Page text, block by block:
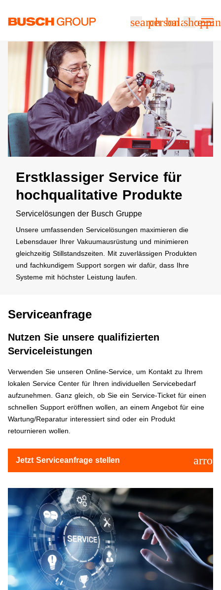
searchpersonbalance
Erstklassiger Service für
hochqualitative Produkte
Servicelösungen der Busch Gruppe
Unsere umfassenden Servicelösungen maximieren die
Lebensdauer Ihrer Vakuumausrüstung und minimieren
gleichzeitig Stillstandszeiten. Mit zuverlässigen Produkten
und fachkundigem Support sorgen wir dafür, dass Ihre
Systeme mit höchster Leistung laufen.
Serviceanfrage
Nutzen Sie unsere qualifizierten
Serviceleistungen
Verwenden Sie unseren Online-Service, um Kontakt zu Ihrem
lokalen Service Center für Ihren individuellen Servicebedarf
aufzunehmen. Ganz gleich, ob Sie ein Service-Ticket für einen
schnellen Support eröffnen wollen, an einem Angebot für eine
Wartung/Reparatur interessiert sind oder ein Produkt
retournieren wollen.
Jetzt Serviceanfrage stellen